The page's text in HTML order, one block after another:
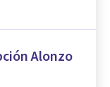
Alonzo